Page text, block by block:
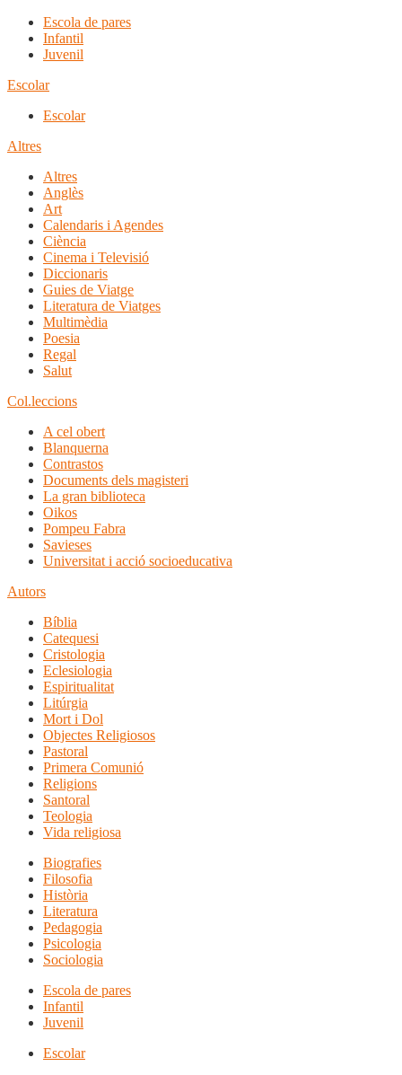
Escola de pares
Infantil
Juvenil
Escolar
Escolar
Altres
Altres
Anglès
Art
Calendaris i Agendes
Ciència
Cinema i Televisió
Diccionaris
Guies de Viatge
Literatura de Viatges
Multimèdia
Poesia
Regal
Salut
Col.leccions
A cel obert
Blanquerna
Contrastos
Documents dels magisteri
La gran biblioteca
Oikos
Pompeu Fabra
Savieses
Universitat i acció socioeducativa
Autors
Bíblia
Catequesi
Cristologia
Eclesiologia
Espiritualitat
Litúrgia
Mort i Dol
Objectes Religiosos
Pastoral
Primera Comunió
Religions
Santoral
Teologia
Vida religiosa
Biografies
Filosofia
Història
Literatura
Pedagogia
Psicologia
Sociologia
Escola de pares
Infantil
Juvenil
Escolar